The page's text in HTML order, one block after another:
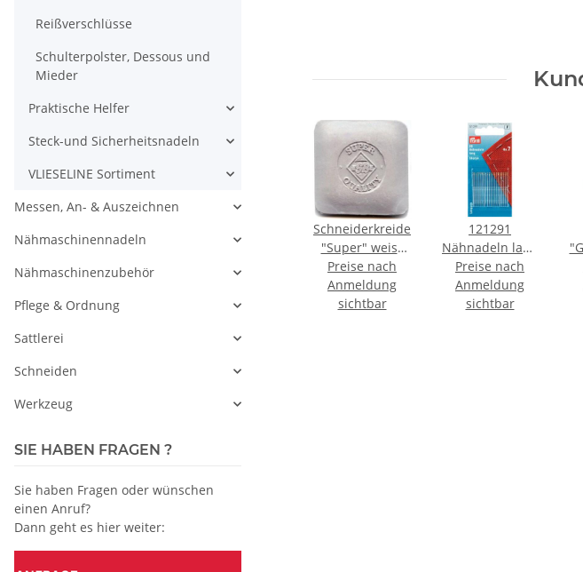
Freilaufschieber
in Kettenfarbe
Spirale 5 mm -
Preise nach
sichtbar
"Super" gelb
VPE=100 Stück /
Preise nach
sichtbar
Schneiderkreide
"Super" weiss
VPE=100 Stück /
Preis pro Stück
Preise nach
Anmeldung
sichtbar
121291
Nähnadeln lang
ST 7 0,70 x 38
mm silberfarbig
- KTE á 20 ST
Preise nach
Anmeldung
sichtbar
Reißverschlüsse
Schulterpolster, Dessous und
Mieder
Praktische Helfer
Steck-und Sicherheitsnadeln
VLIESELINE Sortiment
Messen, An- & Auszeichnen
Nähmaschinennadeln
Nähmaschinenzubehör
Pflege & Ordnung
Sattlerei
Schneiden
Werkzeug
SIE HABEN FRAGEN ?
Sie haben Fragen oder wünschen
einen Anruf?
Dann geht es hier weiter: